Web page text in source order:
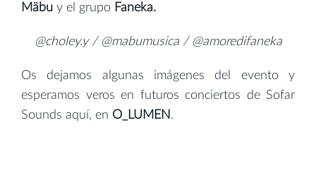
Mäbu y el grupo Faneka.
@choley.y / @mabumusica / @amoredifaneka
Os dejamos algunas imágenes del evento y
esperamos veros en futuros conciertos de Sofar
Sounds aquí, en O_LUMEN .